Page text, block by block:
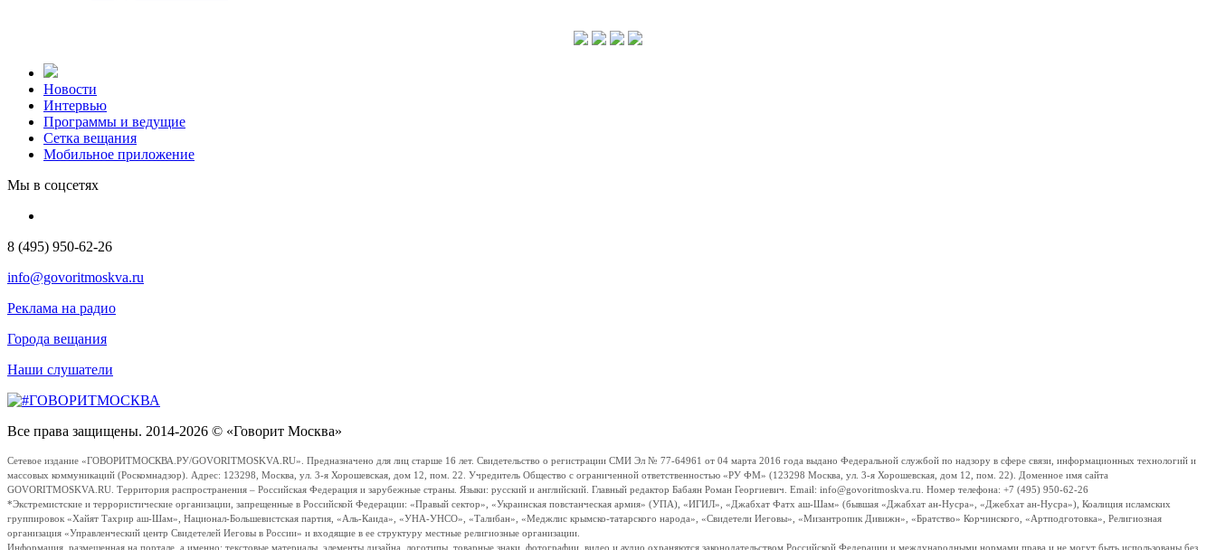
Новости
Интервью
Программы и ведущие
Сетка вещания
Мобильное приложение
Мы в соцсетях
8 (495) 950-62-26
info@govoritmoskva.ru
Реклама на радио
Города вещания
Наши слушатели
Все права защищены. 2014-2026 © «Говорит Москва»
Сетевое издание «ГОВОРИТМОСКВА.РУ/GOVORITMOSKVA.RU». Предназначено для лиц старше 16 лет. Свидетельство о регистрации СМИ Эл № 77-64961 от 04 марта 2016 года выдано Федеральной службой по надзору в сфере связи, информационных технологий и
массовых коммуникаций (Роскомнадзор). Адрес: 123298, Москва, ул. 3-я Хорошевская, дом 12, пом. 22. Учредитель Общество с ограниченной ответственностью «РУ ФМ» (123298 Москва, ул. 3-я Хорошевская, дом 12, пом. 22). Доменное имя сайта
GOVORITMOSKVA.RU. Территория распространения – Российская Федерация и зарубежные страны. Языки: русский и английский. Главный редактор Бабаян Роман Георгиевич. Email: info@govoritmoskva.ru. Номер телефона: +7 (495) 950-62-26
*Экстремистские и террористические организации, запрещенные в Российской Федерации: «Правый сектор», «Украинская повстанческая армия» (УПА), «ИГИЛ», «Джабхат Фатх аш-Шам» (бывшая «Джабхат ан-Нусра», «Джебхат ан-Нусра»), Коалиция исламских
группировок «Хайят Тахрир аш-Шам», Национал-Большевистская партия, «Аль-Каида», «УНА-УНСО», «Талибан», «Меджлис крымско-татарского народа», «Свидетели Иеговы», «Мизантропик Дивижн», «Братство» Корчинского, «Артподготовка», Религиозная
организация «Управленческий центр Свидетелей Иеговы в России» и входящие в ее структуру местные религиозные организации.
Информация, размещенная на портале, а именно: текстовые материалы, элементы дизайна, логотипы, товарные знаки, фотографии, видео и аудио охраняются законодательством Российской Федерации и международными нормами права и не могут быть использованы без